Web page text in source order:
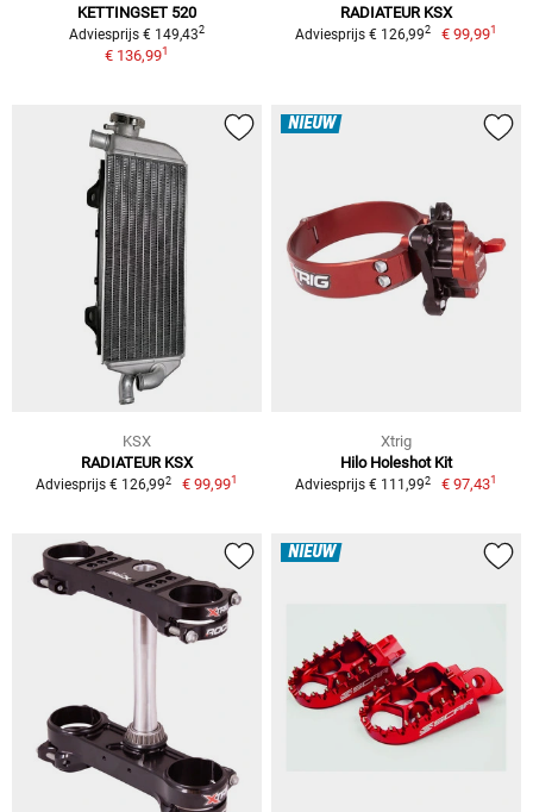
KETTINGSET 520
Adviesprijs € 149,432
€ 136,991
RADIATEUR KSX
Adviesprijs € 126,992 € 99,991
KSX
RADIATEUR KSX
Adviesprijs € 126,992 € 99,991
NIEUW
Xtrig
Hilo Holeshot Kit
Adviesprijs € 111,992 € 97,431
NIEUW